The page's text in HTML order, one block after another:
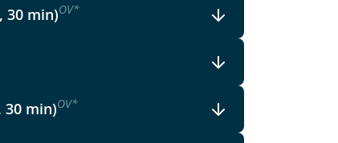
30 min)OV*
30 min)OV*